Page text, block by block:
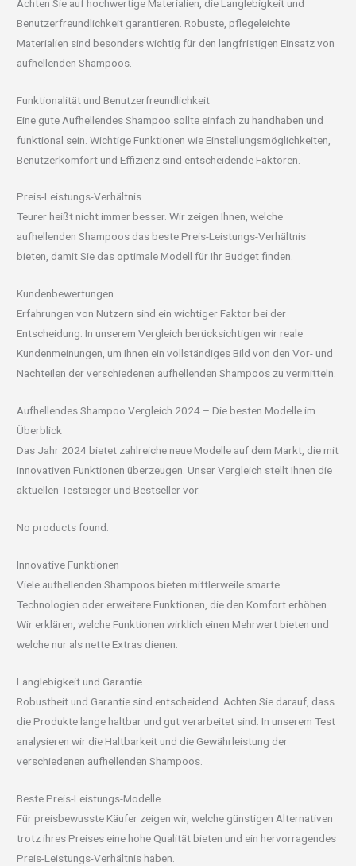
Achten Sie auf hochwertige Materialien, die Langlebigkeit und
Benutzerfreundlichkeit garantieren. Robuste, pflegeleichte
Materialien sind besonders wichtig für den langfristigen Einsatz von
aufhellenden Shampoos.
Funktionalität und Benutzerfreundlichkeit
Eine gute Aufhellendes Shampoo sollte einfach zu handhaben und
funktional sein. Wichtige Funktionen wie Einstellungsmöglichkeiten,
Benutzerkomfort und Effizienz sind entscheidende Faktoren.
Preis-Leistungs-Verhältnis
Teurer heißt nicht immer besser. Wir zeigen Ihnen, welche
aufhellenden Shampoos das beste Preis-Leistungs-Verhältnis
bieten, damit Sie das optimale Modell für Ihr Budget finden.
Kundenbewertungen
Erfahrungen von Nutzern sind ein wichtiger Faktor bei der
Entscheidung. In unserem Vergleich berücksichtigen wir reale
Kundenmeinungen, um Ihnen ein vollständiges Bild von den Vor- und
Nachteilen der verschiedenen aufhellenden Shampoos zu vermitteln.
Aufhellendes Shampoo Vergleich 2024 – Die besten Modelle im
Überblick
Das Jahr 2024 bietet zahlreiche neue Modelle auf dem Markt, die mit
innovativen Funktionen überzeugen. Unser Vergleich stellt Ihnen die
aktuellen Testsieger und Bestseller vor.
No products found.
Innovative Funktionen
Viele aufhellenden Shampoos bieten mittlerweile smarte
Technologien oder erweitere Funktionen, die den Komfort erhöhen.
Wir erklären, welche Funktionen wirklich einen Mehrwert bieten und
welche nur als nette Extras dienen.
Langlebigkeit und Garantie
Robustheit und Garantie sind entscheidend. Achten Sie darauf, dass
die Produkte lange haltbar und gut verarbeitet sind. In unserem Test
analysieren wir die Haltbarkeit und die Gewährleistung der
verschiedenen aufhellenden Shampoos.
Beste Preis-Leistungs-Modelle
Für preisbewusste Käufer zeigen wir, welche günstigen Alternativen
trotz ihres Preises eine hohe Qualität bieten und ein hervorragendes
Preis-Leistungs-Verhältnis haben.